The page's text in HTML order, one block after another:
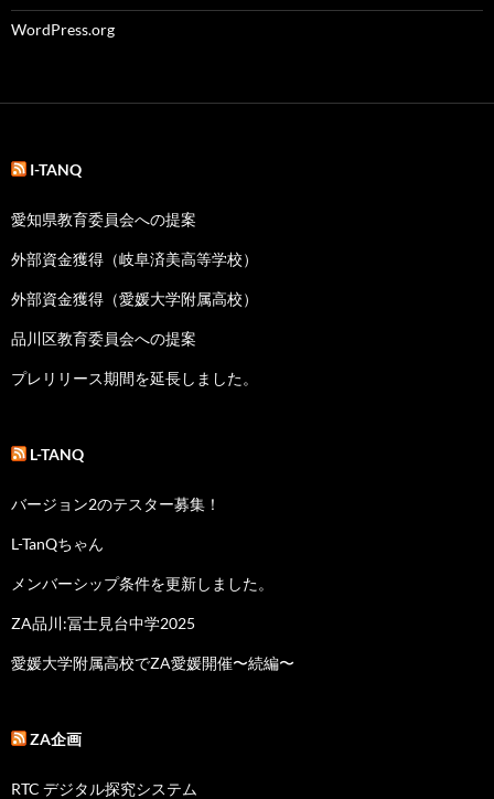
WordPress.org
I-TANQ
愛知県教育委員会への提案
外部資金獲得（岐阜済美高等学校）
外部資金獲得（愛媛大学附属高校）
品川区教育委員会への提案
プレリリース期間を延長しました。
L-TANQ
バージョン2のテスター募集！
L-TanQちゃん
メンバーシップ条件を更新しました。
ZA品川:冨士見台中学2025
愛媛大学附属高校でZA愛媛開催〜続編〜
ZA企画
RTC デジタル探究システム